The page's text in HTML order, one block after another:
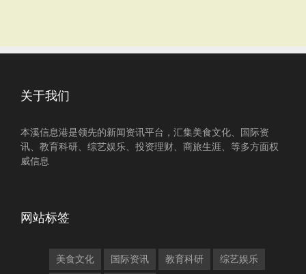
关于我们
本溪信息港是领先的新闻资讯平台，汇集美食文化、国际资
讯、教育科研、综艺娱乐、投资理财、商旅生涯、等多方面权
威信息
网站标签
美食文化 国际资讯 教育科研 综艺娱乐